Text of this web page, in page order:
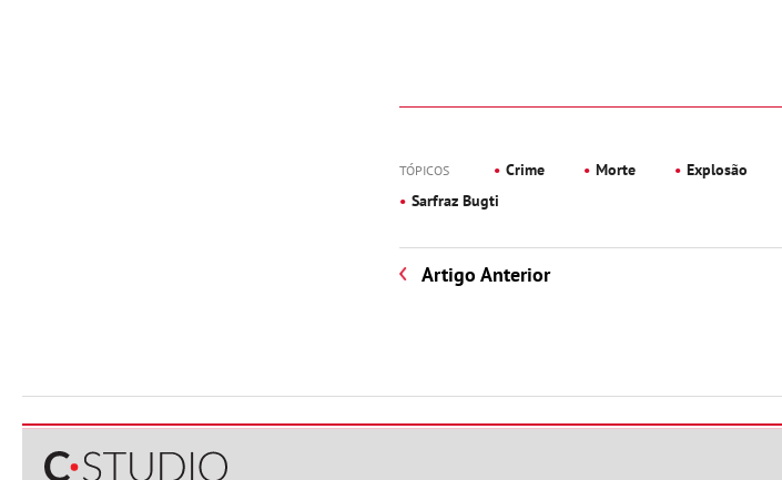
TÓPICOS Crime Morte Explosão
Sarfraz Bugti
Artigo Anterior